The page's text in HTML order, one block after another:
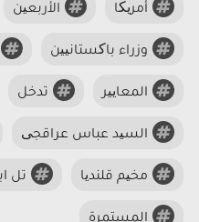
أمریکا الأربعین
وزراء باکستانیین
المعاییر تدخل
السید عباس عراقجی
مخیم قلندیا تل